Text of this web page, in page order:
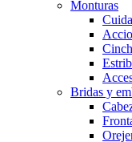
Monturas
Bridas y